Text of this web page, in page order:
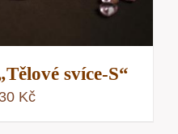
svíce-S“
Kč